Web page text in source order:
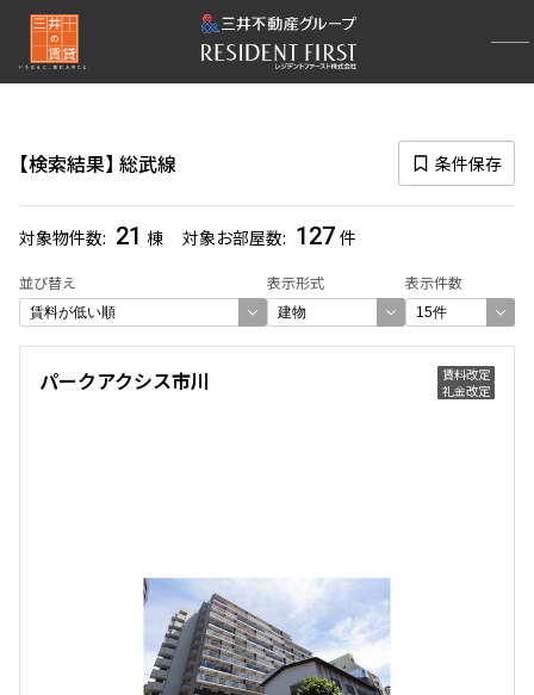
検索結果 総武線 条件保存
対象物件数 21 棟 対象お部屋数 127 件
並び替え 表示形式 表示件数
再検索ナビゲーション
選択中の路線
総武線
(127)
選び方を変更する
検索結果の絞り込み
賃料改定
礼金改定
パークアクシス市川